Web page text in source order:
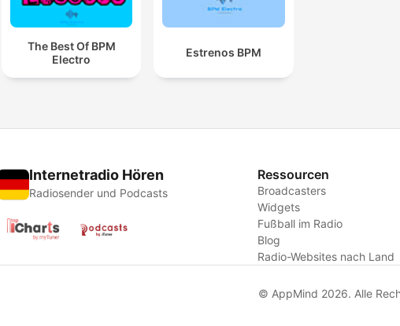
The Best Of BPM
Electro
Estrenos BPM
Internetradio Hören
Radiosender und Podcasts
Ressourcen
Broadcasters
Widgets
Fußball im Radio
Blog
Radio-Websites nach Land
© AppMind 2026. Alle